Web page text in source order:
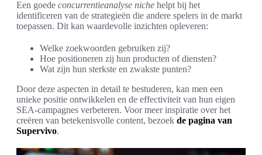
Een goede concurrentieanalyse niche helpt bij het
identificeren van de strategieën die andere spelers in de markt
toepassen. Dit kan waardevolle inzichten opleveren:
Welke zoekwoorden gebruiken zij?
Hoe positioneren zij hun producten of diensten?
Wat zijn hun sterkste en zwakste punten?
Door deze aspecten in detail te bestuderen, kan men een
unieke positie ontwikkelen en de effectiviteit van hun eigen
SEA-campagnes verbeteren. Voor meer inspiratie over het
creëren van betekenisvolle content, bezoek de pagina van
Supervivo.